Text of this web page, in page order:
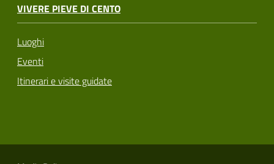
VIVERE PIEVE DI CENTO
Luoghi
Eventi
Itinerari e visite guidate